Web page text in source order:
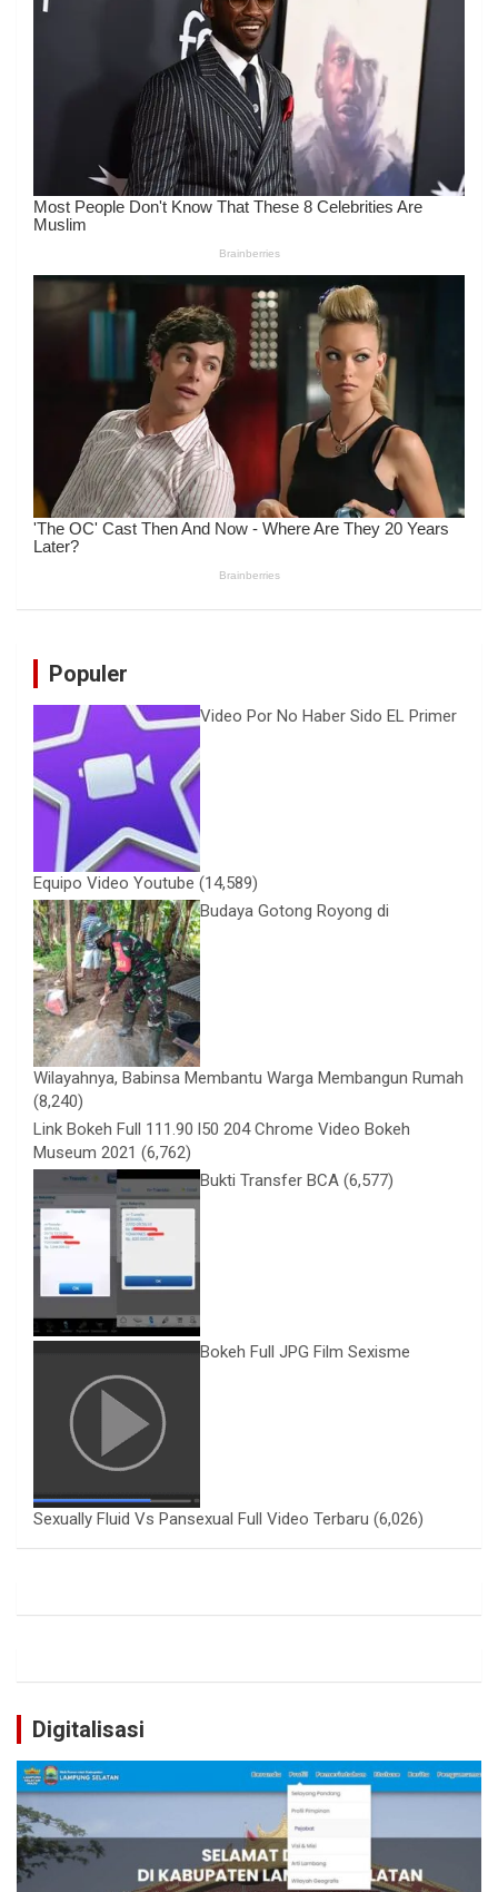
Populer
Video Por No Haber Sido EL Primer
Equipo Video Youtube (14,589)
Budaya Gotong Royong di
Wilayahnya, Babinsa Membantu Warga Membangun Rumah
(8,240)
Link Bokeh Full 111.90 l50 204 Chrome Video Bokeh
Museum 2021 (6,762)
Bukti Transfer BCA (6,577)
Bokeh Full JPG Film Sexisme
Sexually Fluid Vs Pansexual Full Video Terbaru (6,026)
Digitalisasi